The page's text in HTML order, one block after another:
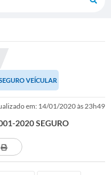
VEÍCULAR
em: 14/01/2020 às 23h49
2020 SEGURO